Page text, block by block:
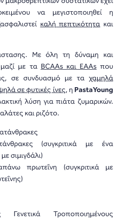
να μεγιστοποιηθεί η
καλή πεπτικότητακαι
Με όλη τη δύναμη και
με ταBCAAs και EAAsπου
σε συνδυασμό με τα χαμηλά
σε φυτικές ίνες, ηPastaYoung
λύση για πιάτα ζυμαρικών.
και ριζότο.
(συγκριτικά με ένα
σιμιγδάλι)
πρωτεΐνη (συγκριτικά με
Τροποποιημένους